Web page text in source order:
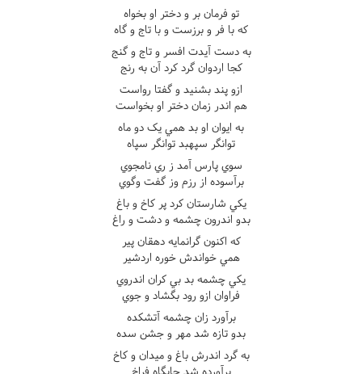
تو فرمان بر و دختر او بخواه
که با فر و برزست و با تاج و گاه
به دست آيدت افسر و تاج و گنج
کجا اردوان گرد کرد آن به رنج
ازو پند بشنيد و گفتا رواست
هم اندر زمان دختر او بخواست
به ايوان او بد همي يک دو ماه
توانگر سپهبد توانگر سپاه
سوي پارس آمد ز ري نامجوي
برآسوده از رزم وز گفت وگوي
يکي شارستان کرد پر کاخ و باغ
بدو اندرون چشمه و دشت و راغ
که اکنون گرانمايه دهقان پير
همي خواندش خوره اردشير
يکي چشمه بد بي کران اندروي
فراوان ازو رود بگشاد و جوي
برآورد زان چشمه آتشکده
بدو تازه شد مهر و جشن سده
به گرد اندرش باغ و ميدان و کاخ